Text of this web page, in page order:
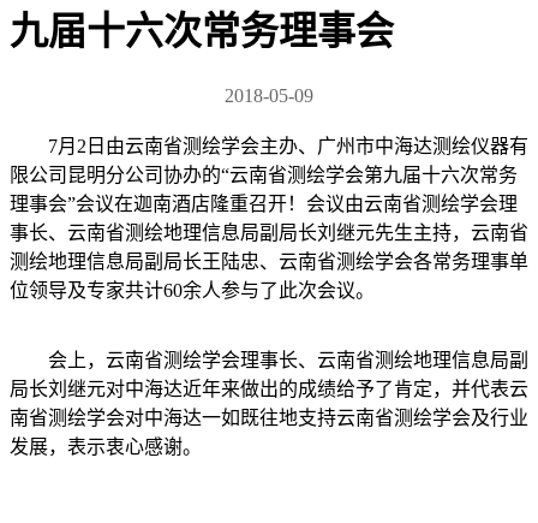
九届十六次常务理事会
2018-05-09
7月2日由云南省测绘学会主办、广州市中海达测绘仪器有
限公司昆明分公司协办的“云南省测绘学会第九届十六次常务
理事会”会议在迦南酒店隆重召开！会议由云南省测绘学会理
事长、云南省测绘地理信息局副局长刘继元先生主持，云南省
测绘地理信息局副局长王陆忠、云南省测绘学会各常务理事单
位领导及专家共计60余人参与了此次会议。
会上，云南省测绘学会理事长、云南省测绘地理信息局副
局长刘继元对中海达近年来做出的成绩给予了肯定，并代表云
南省测绘学会对中海达一如既往地支持云南省测绘学会及行业
发展，表示衷心感谢。